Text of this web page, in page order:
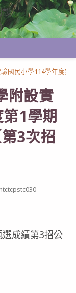
國民小學114學年度
附設實
1學期
3次招
ntctcpstc030
成績第3招公